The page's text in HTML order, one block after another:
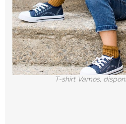
T-shirt Vamos,